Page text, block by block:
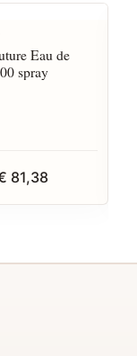
Eau de
spray
81,38